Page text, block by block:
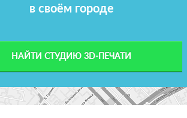
в своём городе
НАЙТИ СТУДИЮ 3D-ПЕЧАТИ